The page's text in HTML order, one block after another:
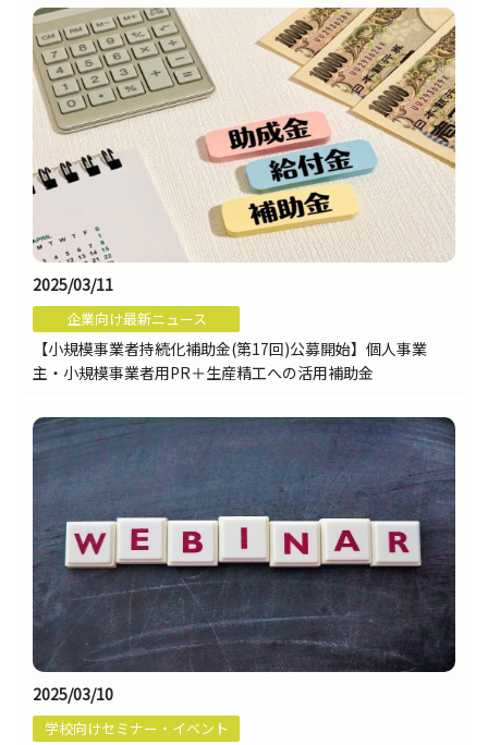
2025/03/11
企業向け最新ニュース
【小規模事業者持続化補助金(第17回)公募開始】個人事業
主・小規模事業者用PR＋生産精工への活用補助金
2025/03/10
学校向けセミナー・イベント